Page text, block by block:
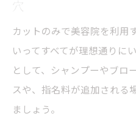
カットのみで美容院を利用
いってすべてが理想通りに
として、シャンプーやブロ
スや、指名料が追加される
ましょう。